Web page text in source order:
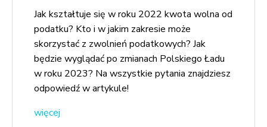
Jak kształtuje się w roku 2022 kwota wolna od
podatku? Kto i w jakim zakresie może
skorzystać z zwolnień podatkowych? Jak
będzie wyglądać po zmianach Polskiego Ładu
w roku 2023? Na wszystkie pytania znajdziesz
odpowiedź w artykule!
więcej